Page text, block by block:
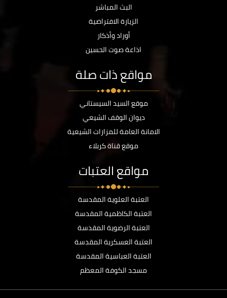
البث المباشر
الزيارة الافتراضية
أوراد وأذكار
اذاعة صوت الحسين
مواقع ذات صلة
موقع السيد السيستاني
ديوان الوقف الشيعي
الامانة العامة للمزارات الشيعية
موقع قناة كربلاء
مواقع العتبات
العتبة العلوية المقدسة
العتبة الكاظمية المقدسة
العتبة الرضوية المقدسة
العتبة العسكرية المقدسة
العتبة العباسية المقدسة
مسجد الكوفة المعظم